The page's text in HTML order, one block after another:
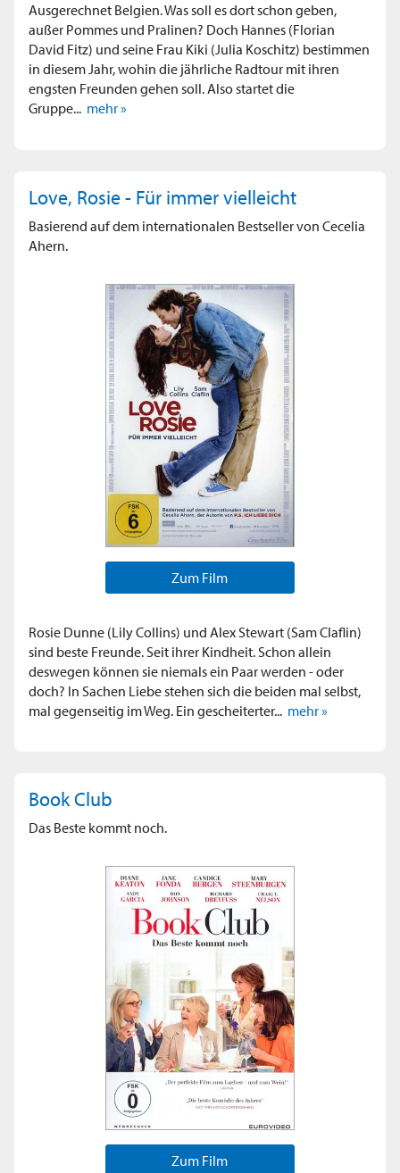
Ausgerechnet Belgien. Was soll es dort schon geben,
außer Pommes und Pralinen? Doch Hannes (Florian
David Fitz) und seine Frau Kiki (Julia Koschitz) bestimmen
in diesem Jahr, wohin die jährliche Radtour mit ihren
engsten Freunden gehen soll. Also startet die
Gruppe... mehr »
Love, Rosie - Für immer vielleicht
Basierend auf dem internationalen Bestseller von Cecelia
Ahern.
Zum Film
Rosie Dunne (Lily Collins) und Alex Stewart (Sam Claflin)
sind beste Freunde. Seit ihrer Kindheit. Schon allein
deswegen können sie niemals ein Paar werden - oder
doch? In Sachen Liebe stehen sich die beiden mal selbst,
mal gegenseitig im Weg. Ein gescheiterter... mehr »
Book Club
Das Beste kommt noch.
Zum Film